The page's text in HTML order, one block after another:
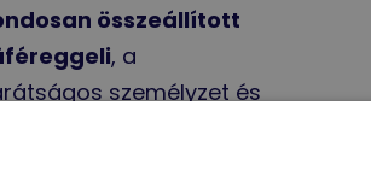
összeállított
, a
személyzet és
amelyet ma